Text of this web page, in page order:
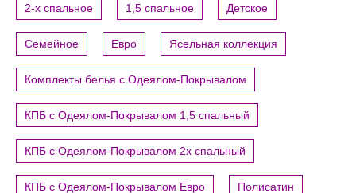
2-х спальное 1,5 спальное Детское
Семейное Евро Ясельная коллекция
Комплекты белья с Одеялом-Покрывалом
КПБ с Одеялом-Покрывалом 1,5 спальный
КПБ с Одеялом-Покрывалом 2х спальный
КПБ с Одеялом-Покрывалом Евро Полисатин